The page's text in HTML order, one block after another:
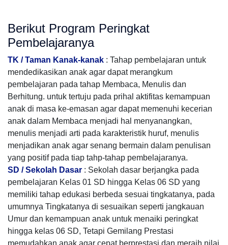
Berikut Program Peringkat
Pembelajaranya
TK / Taman Kanak-kanak : Tahap pembelajaran untuk
mendedikasikan anak agar dapat merangkum
pembelajaran pada tahap Membaca, Menulis dan
Berhitung. untuk tertuju pada prihal aktifitas kemampuan
anak di masa ke-emasan agar dapat memenuhi kecerian
anak dalam Membaca menjadi hal menyanangkan,
menulis menjadi arti pada karakteristik huruf, menulis
menjadikan anak agar senang bermain dalam penulisan
yang positif pada tiap tahp-tahap pembelajaranya.
SD / Sekolah Dasar : Sekolah dasar berjangka pada
pembelajaran Kelas 01 SD hingga Kelas 06 SD yang
memiliki tahap edukasi berbeda sesuai tingkatanya, pada
umumnya Tingkatanya di sesuaikan seperti jangkauan
Umur dan kemampuan anak untuk menaiki peringkat
hingga kelas 06 SD, Tetapi Gemilang Prestasi
memudahkan anak agar cepat berprestasi dan meraih nilai